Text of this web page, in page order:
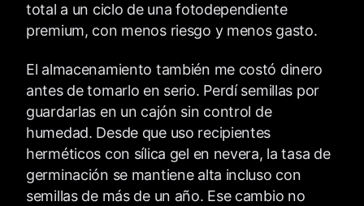
total a un ciclo de una fotodependiente
premium, con menos riesgo y menos gasto.
El almacenamiento también me costó dinero
antes de tomarlo en serio. Perdí semillas por
guardarlas en un cajón sin control de
humedad. Desde que uso recipientes
herméticos con sílica gel en nevera, la tasa de
germinación se mantiene alta incluso con
semillas de más de un año. Ese cambio no